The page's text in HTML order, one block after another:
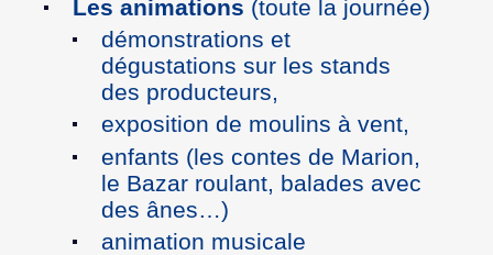
Les animations (toute la journée)
démonstrations et
dégustations sur les stands
des producteurs,
exposition de moulins à vent,
enfants (les contes de Marion,
le Bazar roulant, balades avec
des ânes…)
animation musicale